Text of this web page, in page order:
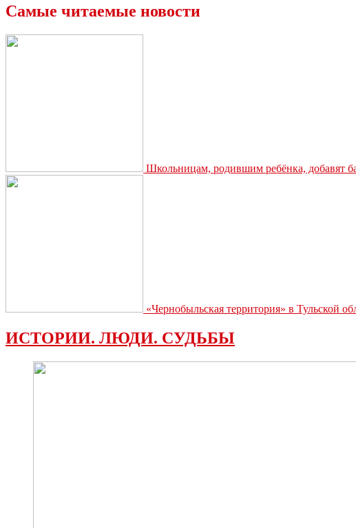
Самые читаемые новости
Школьницам, родившим ребёнка, добавят
«Чернобыльская территория» в Тульской
ИСТОРИИ. ЛЮДИ. СУДЬБЫ